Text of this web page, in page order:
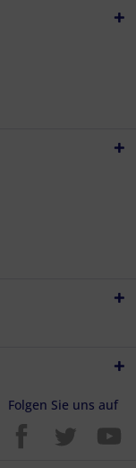
Folgen Sie uns auf